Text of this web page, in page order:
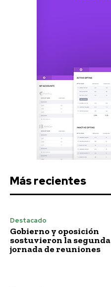
Más recientes
Destacado
Gobierno y oposición
sostuvieron la segunda
jornada de reuniones